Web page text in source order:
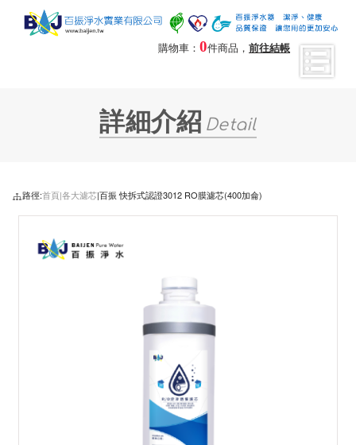
購物車： 0件商品， 前往結帳
詳細介紹 Detail
路徑:首頁|各大濾芯|百振 快拆式認證3012 RO膜濾芯(400加侖)